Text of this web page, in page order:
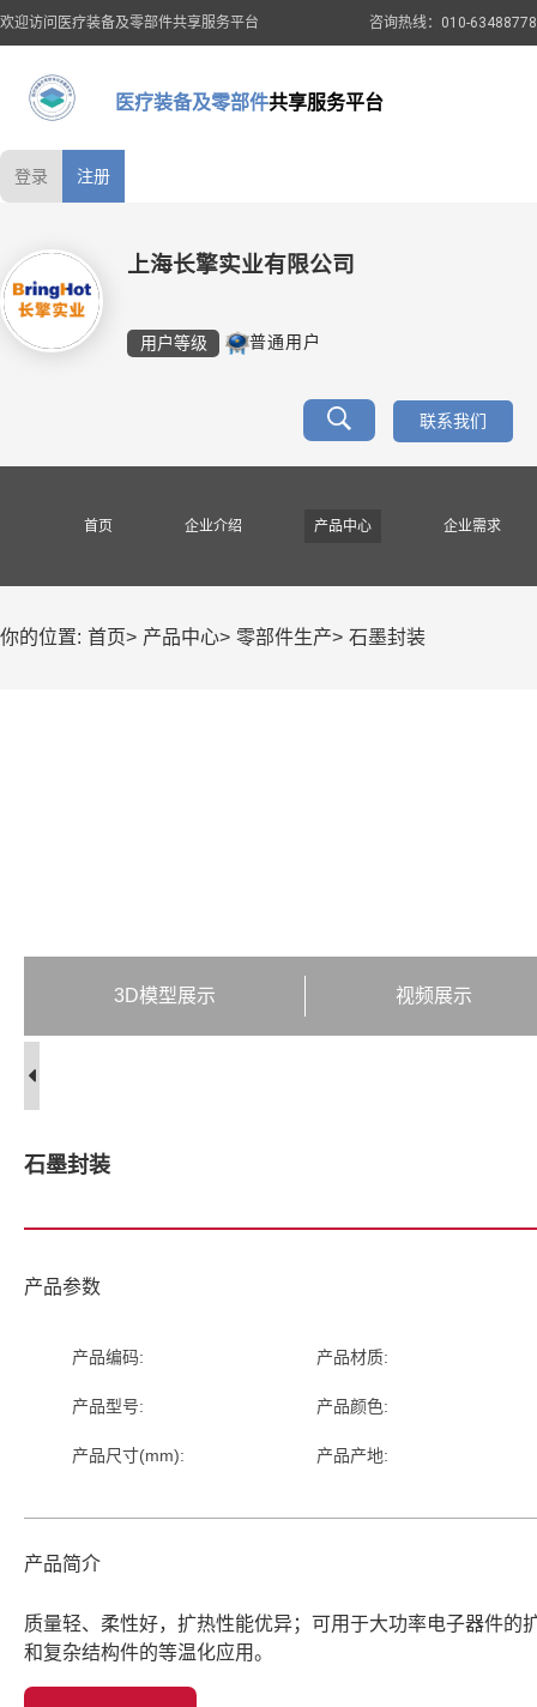
欢迎访问医疗装备及零部件共享服务平台 咨询热线：010-63488778
医疗装备及零部件共享服务平台
登录 注册
上海长擎实业有限公司
用户等级 普通用户
联系我们
首页 企业介绍 产品中心 企业需求
你的位置: 首页> 产品中心> 零部件生产> 石墨封装
3D模型展示 视频展示
石墨封装
产品参数
产品编码: 产品材质:
产品型号: 产品颜色:
产品尺寸(mm): 产品产地:
产品简介
质量轻、柔性好，扩热性能优异；可用于大功率电子器件的
和复杂结构件的等温化应用。